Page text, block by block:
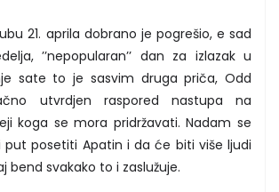
21. aprila dobrano je pogrešio, e sad
’’nepopularan’’ dan za izlazak u
sate to je sasvim druga priča, Odd
utvrdjen raspored nastupa na
koga se mora pridržavati. Nadam se
posetiti Apatin i da će biti više ljudi
bend svakako to i zaslužuje.